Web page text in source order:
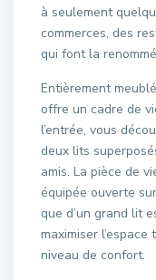
à seulement
commerces, des
qui font la
Entièrement
offre un cadre de
l’entrée, vous
deux lits
amis. La pièce de
équipée ouverte
que d’un grand lit
maximiser
niveau de confort.